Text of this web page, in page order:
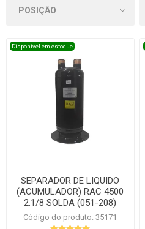
Disponível em estoque
SEPARADOR DE LIQUIDO
(ACUMULADOR) RAC 4500
2.1/8 SOLDA (051-208)
Código do produto: 35171